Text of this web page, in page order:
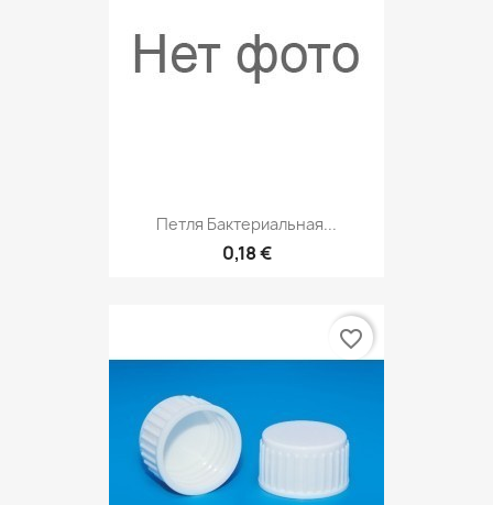
Петля Бактериальная...
0,18 €
favorite_border